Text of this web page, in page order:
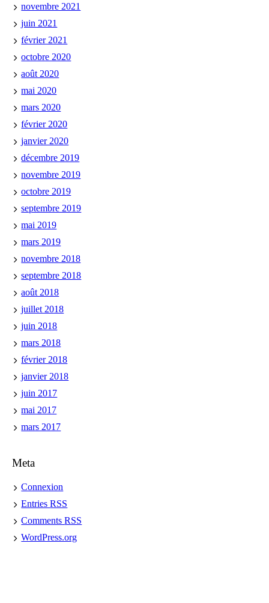
novembre 2021
juin 2021
février 2021
octobre 2020
août 2020
mai 2020
mars 2020
février 2020
janvier 2020
décembre 2019
novembre 2019
octobre 2019
septembre 2019
mai 2019
mars 2019
novembre 2018
septembre 2018
août 2018
juillet 2018
juin 2018
mars 2018
février 2018
janvier 2018
juin 2017
mai 2017
mars 2017
Meta
Connexion
EntriesRSS
CommentsRSS
WordPress.org